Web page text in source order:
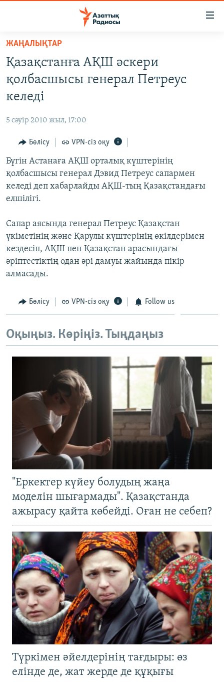
Skip
main
content
to
main
Navigation
Search
САЯСАТ
AZATTYQTV
АДАМ ҚҰҚЫҚТАРЫ
ӘЛЕУМЕТ
ӘЛЕМ
АРНАЙЫ ЖОБАЛАР
ЖАЗЫЛЫҢЫЗ
Басқа тілдерде
ЖАҢАЛЫҚТАР
Қазақстанға АҚШ әскери
қолбасшысы генерал Петреус
келеді
5 сәуір 2010 жыл, 17:00
Бөлісу VPN-сіз оқу
Бүгін Астанаға АҚШ орталық күштерінің
қолбасшысы генерал Дэвид Петреус сапармен
келеді деп хабарлайды АҚШ-тың Қазақстандағы
елшілігі.
Сапар аясында генерал Петреус Қазақстан
үкіметінің және Қарулы күштерінің өкілдерімен
кездесіп, АҚШ пен Қазақстан арасындағы
әріптестіктің одан әрі дамуы жайында пікір
алмасады.
Бөлісу VPN-сіз оқу Follow us
Оқыңыз. Көріңіз. Тыңдаңыз
"Еркектер күйеу болудың жаңа
моделін шығармады". Қазақстанда
ажырасу қайта көбейді. Оған не себеп?
Түркімен әйелдерінің тағдыры: өз
елінде де, жат жерде де құқығы